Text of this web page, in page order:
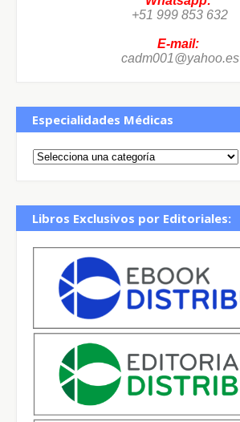
+51 999 853 632
E-mail:
cadm001@yahoo.es
Especialidades Médicas
Libros Exclusivos por Editoriales: